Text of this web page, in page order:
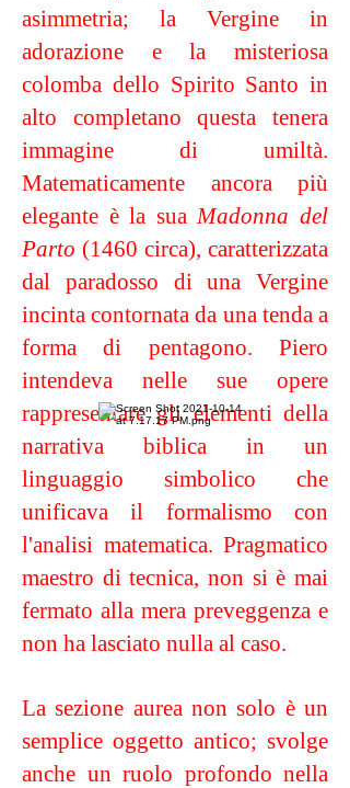
asimmetria; la Vergine in
adorazione e la misteriosa
colomba dello Spirito Santo in
alto completano questa tenera
immagine di umiltà.
Matematicamente ancora più
elegante è la suaMadonna del
Parto (1460 circa), caratterizzata
dal paradosso di una Vergine
incinta contornata da una tenda a
forma di pentagono. Piero
intendeva nelle sue opere
rappresentare gli elementi della
narrativa biblica in un
linguaggio simbolico che
unificava il formalismo con
l'analisi matematica. Pragmatico
maestro di tecnica, non si è mai
fermato alla mera preveggenza e
non ha lasciato nulla al caso.
La sezione aurea non solo è un
semplice oggetto antico; svolge
anche un ruolo profondo nella